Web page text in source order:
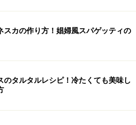
スカの作り方！娼婦風スパゲッティの
のタルタルレシピ！冷たくても美味し